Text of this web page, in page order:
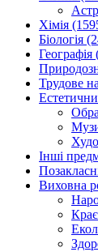
Хімія
Біологія
Географія
Трудове
Інші
Виховна